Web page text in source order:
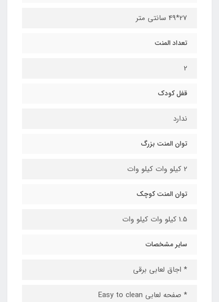
27*49 سانتی متر
تعداد المنت
2
قفل کودک
ندارد
توان المنت بزرگ
2 کیلو وات کیلو وات
توان المنت کوچک
1.5 کیلو وات کیلو وات
سایر مشخصات
* اجاق لعابی برقی
* صفحه لعابی Easy to clean